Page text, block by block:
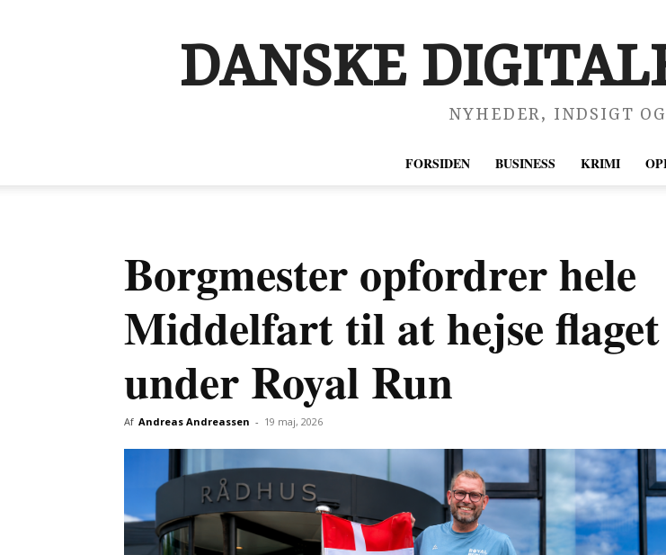
DANSKE
NYHEDER, INDSIGT
FORSIDEN BUSINESS KRIMI
Borgmester opfordrer hele
Middelfart til at hejse flaget
under Royal Run
Af Andreas Andreassen - 19 maj, 2026